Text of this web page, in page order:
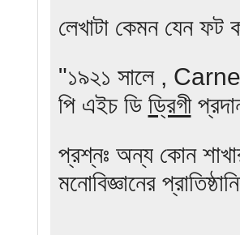
লেখাটা কেমন যেন
"১৯২১ সালে ,
পি এইচ ডি ড্রিগী
প্রশ্নঃ অন্য কোন
মনোবিজ্ঞানের